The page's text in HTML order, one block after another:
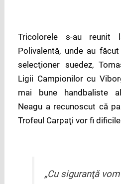
Tricolorele s-au
Polivalentă, unde au
selecţioner suedez,
Ligii Campionilor cu
mai bune handbaliste
Neagu a recunoscut că
Trofeul Carpaţi vor fi
„Cu siguranţă